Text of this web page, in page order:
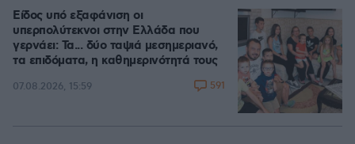
Είδος υπό εξαφάνιση οι
υπερπολύτεκνοι στην Ελλάδα που
γερνάει: Τα... δύο ταψιά μεσημεριανό,
τα επιδόματα, η καθημερινότητά τους
07.08.2026, 15:59 591